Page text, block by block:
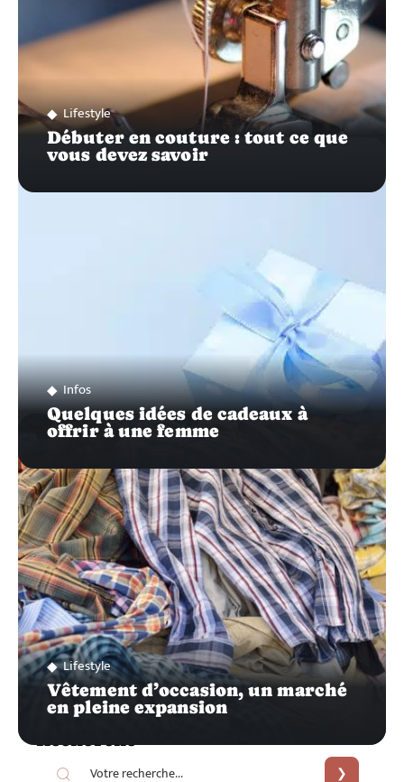
Lifestyle
Débuter en couture : tout ce que
vous devez savoir
Infos
Quelques idées de cadeaux à
offrir à une femme
Lifestyle
Vêtement d’occasion, un marché
en pleine expansion
Recherche